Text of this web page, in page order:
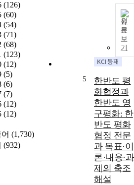
(126)
(60)
(54)
(71)
(68)
(123)
(12)
(5)
(6)
(7)
(12)
(12)
(1,730)
(932)
원
문
보
기
5
한반도 평
화협정과
한반도 영
구평화: 한
반도 평화
협정 전문
과 목표·이
론·내용·과
제의 축조
해설